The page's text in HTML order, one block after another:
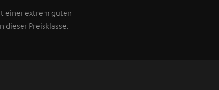
einer extrem guten
dieser Preisklasse.